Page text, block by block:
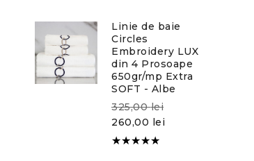
5
Linie de baie
Circles
Embroidery LUX
din 4 Prosoape
650gr/mp Extra
SOFT - Albe
325,00lei
260,00 lei